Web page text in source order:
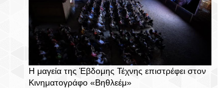
Η μαγεία της Έβδομης Τέχνης επιστρέφει στον
Κινηματογράφο «Βηθλεέμ»